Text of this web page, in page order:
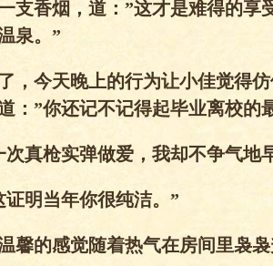
支香烟，道：”这才是难得的享
泉。”
，今天晚上的行为让小佳觉得
：”你还记不记得起毕业离校的
次真枪实弹做爱，我却不争气地
明当年你很纯洁。”
馨的感觉随着热气在房间里袅袅